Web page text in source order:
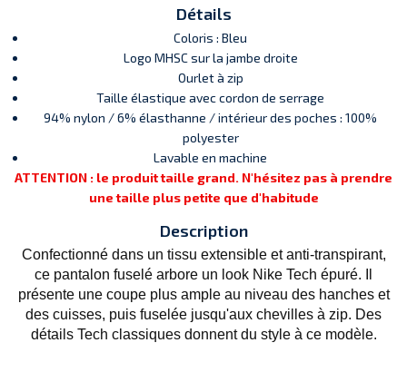
Détails
Coloris : Bleu
Logo MHSC sur la jambe droite
Ourlet à zip
Taille élastique avec cordon de serrage
94% nylon / 6% élasthanne / intérieur des poches : 100%
polyester
Lavable en machine
ATTENTION : le produit taille grand. N'hésitez pas à prendre
une taille plus petite que d'habitude
Description
Confectionné dans un tissu extensible et anti-transpirant,
ce pantalon fuselé arbore un look Nike Tech épuré. Il
présente une coupe plus ample au niveau des hanches et
des cuisses, puis fuselée jusqu'aux chevilles à zip. Des
détails Tech classiques donnent du style à ce modèle.